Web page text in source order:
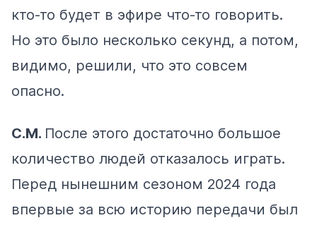
кто-то будет в эфире что-то говорить.
Но это было несколько секунд, а потом,
видимо, решили, что это совсем
опасно.
С.М. После этого достаточно большое
количество людей отказалось играть.
Перед нынешним сезоном 2024 года
впервые за всю историю передачи был